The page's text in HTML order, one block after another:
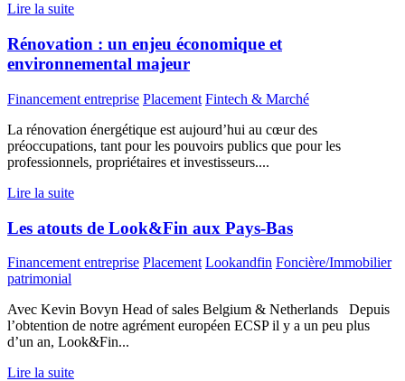
Lire la suite
Rénovation : un enjeu économique et
environnemental majeur
Financement entreprise Placement Fintech & Marché
La rénovation énergétique est aujourd’hui au cœur des
préoccupations, tant pour les pouvoirs publics que pour les
professionnels, propriétaires et investisseurs....
Lire la suite
Les atouts de Look&Fin aux Pays-Bas
Financement entreprise Placement Lookandfin Foncière/Immobilier
patrimonial
Avec Kevin Bovyn Head of sales Belgium & Netherlands Depuis
l’obtention de notre agrément européen ECSP il y a un peu plus
d’un an, Look&Fin...
Lire la suite